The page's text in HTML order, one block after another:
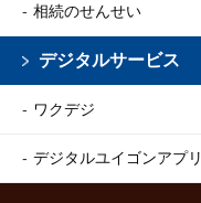
相続のせんせい
デジタルサービス
ワクデジ
デジタルユイゴンアプリ